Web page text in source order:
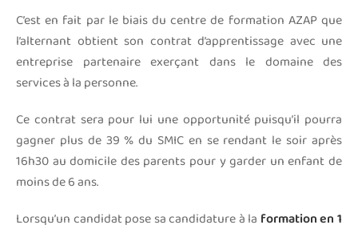
C’est en fait par le biais du centre de formation AZAP que
l’alternant obtient son contrat d’apprentissage avec une
entreprise partenaire exerçant dans le domaine des
services à la personne.
Ce contrat sera pour lui une opportunité puisqu’il pourra
gagner plus de 39 % du SMIC en se rendant le soir après
16h30 au domicile des parents pour y garder un enfant de
moins de 6 ans.
Lorsqu’un candidat pose sa candidature à la formation en 1